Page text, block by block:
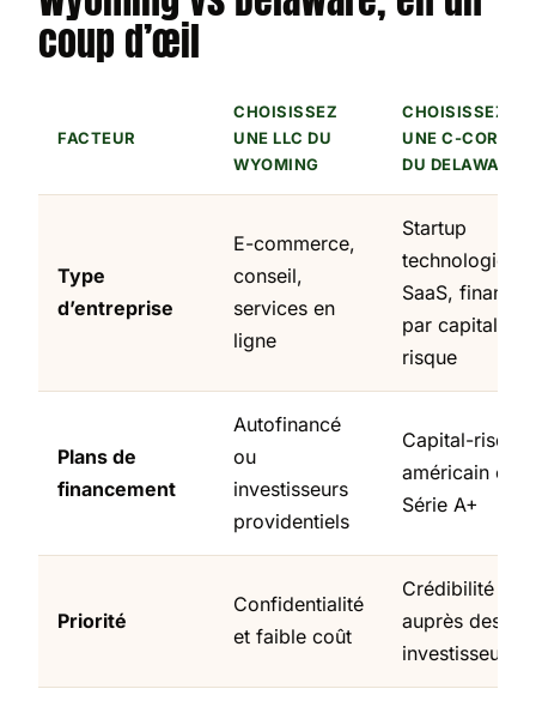
coup d’œil
FACTEUR
CHOISISSEZ
UNE LLC DU
WYOMING
CHOISISSEZ
UNE C-CORP
DU DELAWARE
Type
d’entreprise
E-commerce,
conseil,
services en
ligne
Startup
technologique,
SaaS, financée
par capital-
risque
Plans de
financement
Autofinancé
ou
investisseurs
providentiels
Capital-risque
américain ou
Série A+
Priorité
Confidentialité
et faible coût
Crédibilité
auprès des
investisseurs